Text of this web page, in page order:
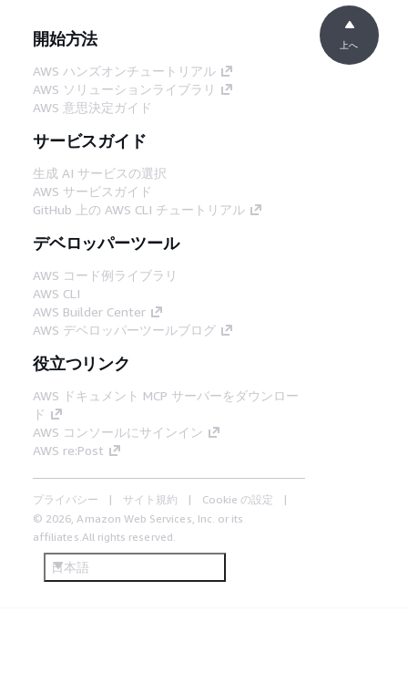
開始方法
AWS ハンズオンチュートリアル
AWS ソリューションライブラリ
AWS 意思決定ガイド
サービスガイド
生成 AI サービスの選択
AWS サービスガイド
GitHub 上の AWS CLI チュートリアル
デベロッパーツール
AWS コード例ライブラリ
AWS CLI
AWS Builder Center
AWS デベロッパーツールブログ
役立つリンク
AWS ドキュメント MCP サーバーをダウンロー
ド
AWS コンソールにサインイン
AWS re:Post
プライバシー サイト規約
Cookie の設定
© 2026, Amazon Web Services, Inc. or its
affiliates.All rights reserved.
日本語
上へ